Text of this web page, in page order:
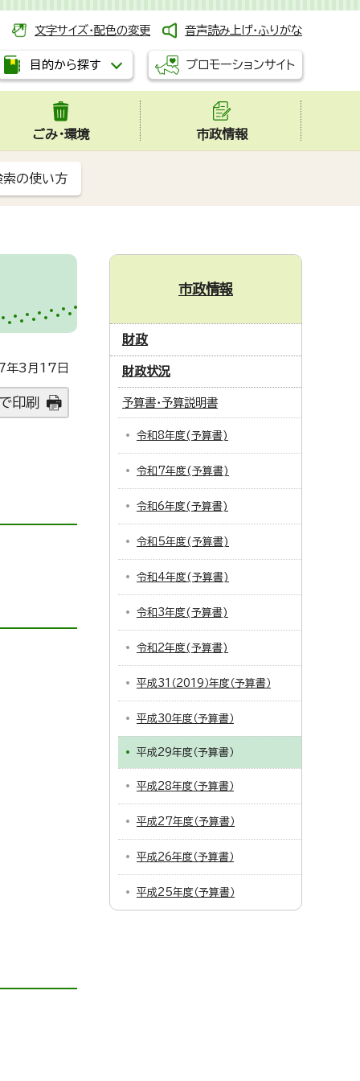
文字サイズ・配色の変更 音声読み上げ・ふりがな
目的から探す プロモーションサイト
ごみ・環境 市政情報
索の使い方
3月17日
印刷
市政情報
財政
財政状況
予算書・予算説明書
令和8年度(予算書)
令和7年度(予算書)
令和6年度(予算書)
令和5年度(予算書)
令和4年度(予算書)
令和3年度(予算書)
令和2年度(予算書)
平成31（2019）年度（予算書）
平成30年度（予算書）
平成29年度（予算書）
平成28年度（予算書）
平成27年度（予算書）
平成26年度（予算書）
平成25年度（予算書）